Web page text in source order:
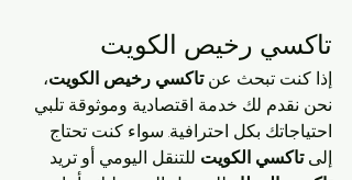
تاكسي رخيص الكويت
إذا كنت تبحث عن تاكسي رخيص الكويت،
نحن نقدم لك خدمة اقتصادية وموثوقة تلبي
احتياجاتك بكل احترافية. سواء كنت تحتاج
إلى تاكسي الكويت للتنقل اليومي أو تريد